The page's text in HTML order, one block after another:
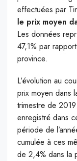
effectuées par
le prix moyen
Les données
47,1% par
province.
L’évolution au
prix moyen dans
trimestre de
enregistré dans
période de
cumulée à ces
de 2,4% dans la